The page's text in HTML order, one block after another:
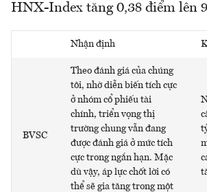
HNX-Index tăng 0,38 điểm lên
Nhận định
BVSC
Theo đánh giá của chúng
tôi, nhờ diễn biến tích cực
ở nhóm cổ phiếu tài
chính, triển vọng thị
trường chung vẫn đang
được đánh giá ở mức tích
cực trong ngắn hạn. Mặc
dù vậy, áp lực chốt lời có
thể sẽ gia tăng trong một